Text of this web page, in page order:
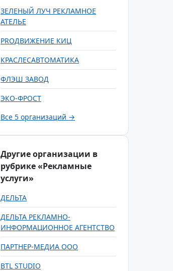
ЗЕЛЕНЫЙ ЛУЧ РЕКЛАМНОЕ
АТЕЛЬЕ
PROДВИЖЕНИЕ КИЦ
КРАСЛЕСАВТОМАТИКА
ФЛЭШ ЗАВОД
ЭКО-ФРОСТ
Все 5 организаций →
Другие организации в
рубрике «Рекламные
услуги»
ДЕЛЬТА
ДЕЛЬТА РЕКЛАМНО-
ИНФОРМАЦИОННОЕ АГЕНТСТВО
ПАРТНЕР-МЕДИА ООО
BTL STUDIO